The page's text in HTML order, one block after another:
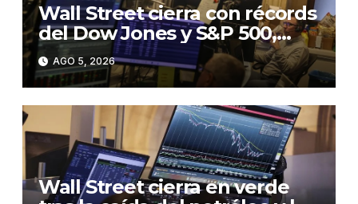
Wall Street cierra con récords
del Dow Jones y S&P 500,
ante el optimismo por un
posible pacto para reabrir
Ormuz
AGO 5, 2026
Wall Street cierra en verde